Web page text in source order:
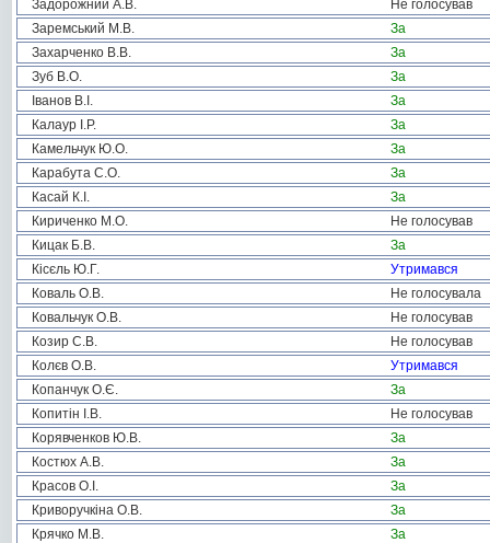
Задорожний А.В.
Не голосував
Заремський М.В.
За
Захарченко В.В.
За
Зуб В.О.
За
Іванов В.І.
За
Калаур І.Р.
За
Камельчук Ю.О.
За
Карабута С.О.
За
Касай К.І.
За
Кириченко М.О.
Не голосував
Кицак Б.В.
За
Кісєль Ю.Г.
Утримався
Коваль О.В.
Не голосувала
Ковальчук О.В.
Не голосував
Козир С.В.
Не голосував
Колєв О.В.
Утримався
Копанчук О.Є.
За
Копитін І.В.
Не голосував
Корявченков Ю.В.
За
Костюх А.В.
За
Красов О.І.
За
Криворучкіна О.В.
За
Крячко М.В.
За